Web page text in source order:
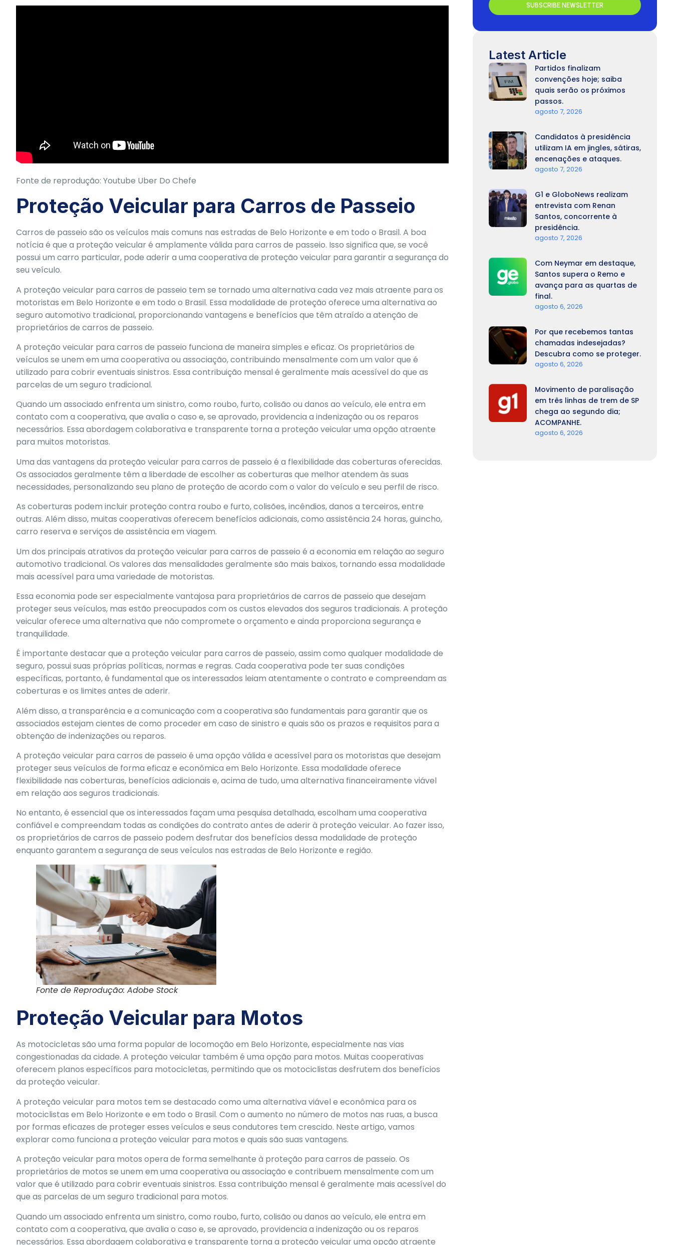
Fonte de reprodução: Youtube Uber Do Chefe
Proteção Veicular para Carros de Passeio
Carros de passeio são os veículos mais comuns nas estradas de Belo Horizonte e em todo o Brasil. A boa
notícia é que a proteção veicular é amplamente válida para carros de passeio. Isso significa que, se você
possui um carro particular, pode aderir a uma cooperativa de proteção veicular para garantir a segurança do
seu veículo.
A proteção veicular para carros de passeio tem se tornado uma alternativa cada vez mais atraente para os
motoristas em Belo Horizonte e em todo o Brasil. Essa modalidade de proteção oferece uma alternativa ao
seguro automotivo tradicional, proporcionando vantagens e benefícios que têm atraído a atenção de
proprietários de carros de passeio.
A proteção veicular para carros de passeio funciona de maneira simples e eficaz. Os proprietários de
veículos se unem em uma cooperativa ou associação, contribuindo mensalmente com um valor que é
utilizado para cobrir eventuais sinistros. Essa contribuição mensal é geralmente mais acessível do que as
parcelas de um seguro tradicional.
Quando um associado enfrenta um sinistro, como roubo, furto, colisão ou danos ao veículo, ele entra em
contato com a cooperativa, que avalia o caso e, se aprovado, providencia a indenização ou os reparos
necessários. Essa abordagem colaborativa e transparente torna a proteção veicular uma opção atraente
para muitos motoristas.
Uma das vantagens da proteção veicular para carros de passeio é a flexibilidade das coberturas oferecidas.
Os associados geralmente têm a liberdade de escolher as coberturas que melhor atendem às suas
necessidades, personalizando seu plano de proteção de acordo com o valor do veículo e seu perfil de risco.
As coberturas podem incluir proteção contra roubo e furto, colisões, incêndios, danos a terceiros, entre
outras. Além disso, muitas cooperativas oferecem benefícios adicionais, como assistência 24 horas, guincho,
carro reserva e serviços de assistência em viagem.
Um dos principais atrativos da proteção veicular para carros de passeio é a economia em relação ao seguro
automotivo tradicional. Os valores das mensalidades geralmente são mais baixos, tornando essa modalidade
mais acessível para uma variedade de motoristas.
Essa economia pode ser especialmente vantajosa para proprietários de carros de passeio que desejam
proteger seus veículos, mas estão preocupados com os custos elevados dos seguros tradicionais. A proteção
veicular oferece uma alternativa que não compromete o orçamento e ainda proporciona segurança e
tranquilidade.
É importante destacar que a proteção veicular para carros de passeio, assim como qualquer modalidade de
seguro, possui suas próprias políticas, normas e regras. Cada cooperativa pode ter suas condições
específicas, portanto, é fundamental que os interessados leiam atentamente o contrato e compreendam as
coberturas e os limites antes de aderir.
Além disso, a transparência e a comunicação com a cooperativa são fundamentais para garantir que os
associados estejam cientes de como proceder em caso de sinistro e quais são os prazos e requisitos para a
obtenção de indenizações ou reparos.
A proteção veicular para carros de passeio é uma opção válida e acessível para os motoristas que desejam
proteger seus veículos de forma eficaz e econômica em Belo Horizonte. Essa modalidade oferece
flexibilidade nas coberturas, benefícios adicionais e, acima de tudo, uma alternativa financeiramente viável
em relação aos seguros tradicionais.
No entanto, é essencial que os interessados façam uma pesquisa detalhada, escolham uma cooperativa
confiável e compreendam todas as condições do contrato antes de aderir à proteção veicular. Ao fazer isso,
os proprietários de carros de passeio podem desfrutar dos benefícios dessa modalidade de proteção
enquanto garantem a segurança de seus veículos nas estradas de Belo Horizonte e região.
Fonte de Reprodução: Adobe Stock
Proteção Veicular para Motos
As motocicletas são uma forma popular de locomoção em Belo Horizonte, especialmente nas vias
congestionadas da cidade. A proteção veicular também é uma opção para motos. Muitas cooperativas
oferecem planos específicos para motocicletas, permitindo que os motociclistas desfrutem dos benefícios
da proteção veicular.
A proteção veicular para motos tem se destacado como uma alternativa viável e econômica para os
motociclistas em Belo Horizonte e em todo o Brasil. Com o aumento no número de motos nas ruas, a busca
por formas eficazes de proteger esses veículos e seus condutores tem crescido. Neste artigo, vamos
explorar como funciona a proteção veicular para motos e quais são suas vantagens.
A proteção veicular para motos opera de forma semelhante à proteção para carros de passeio. Os
proprietários de motos se unem em uma cooperativa ou associação e contribuem mensalmente com um
valor que é utilizado para cobrir eventuais sinistros. Essa contribuição mensal é geralmente mais acessível do
que as parcelas de um seguro tradicional para motos.
Quando um associado enfrenta um sinistro, como roubo, furto, colisão ou danos ao veículo, ele entra em
contato com a cooperativa, que avalia o caso e, se aprovado, providencia a indenização ou os reparos
necessários. Essa abordagem colaborativa e transparente torna a proteção veicular uma opção atraente
SUBSCRIBE NEWSLETTER
Latest Article
Partidos finalizam
convenções hoje; saiba
quais serão os próximos
passos.
agosto 7, 2026
Candidatos à presidência
utilizam IA em jingles, sátiras,
encenações e ataques.
agosto 7, 2026
G1 e GloboNews realizam
entrevista com Renan
Santos, concorrente à
presidência.
agosto 7, 2026
Com Neymar em destaque,
Santos supera o Remo e
avança para as quartas de
final.
agosto 6, 2026
Por que recebemos tantas
chamadas indesejadas?
Descubra como se proteger.
agosto 6, 2026
Movimento de paralisação
em três linhas de trem de SP
chega ao segundo dia;
ACOMPANHE.
agosto 6, 2026